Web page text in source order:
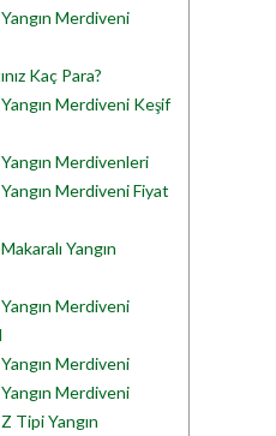
Merdiveni
Kaç Para?
Merdiveni Keşif
Merdivenleri
Merdiveni Fiyat
Yangın
Merdiveni
Merdiveni
Merdiveni
Tipi Yangın